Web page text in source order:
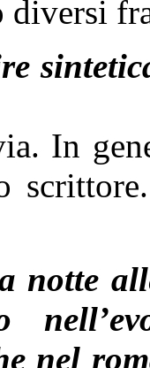
diversi
In
notte
nel